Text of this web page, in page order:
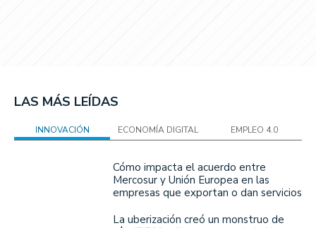
LAS MÁS LEÍDAS
INNOVACIÓN ECONOMÍA DIGITAL EMPLEO 4.0
Cómo impacta el acuerdo entre
Mercosur y Unión Europea en las
empresas que exportan o dan servicios
La uberización creó un monstruo de